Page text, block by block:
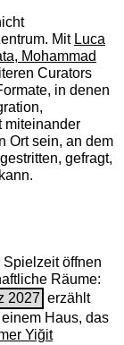
Mit Luca
Mohammad
Curators
in denen
miteinander
Ort sein, an dem
gefragt,
öffnen
Räume:
2027 erzählt
Haus, das
Yiğit